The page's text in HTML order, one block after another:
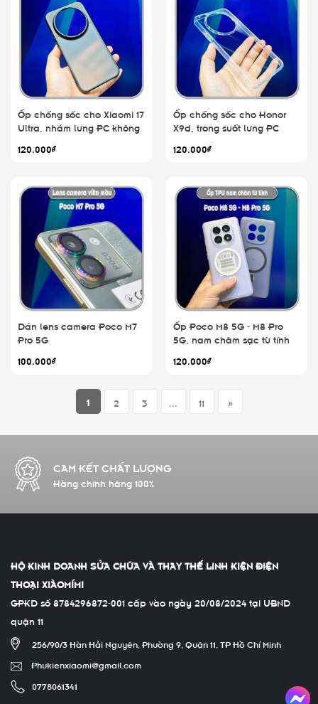
Ốp chống sốc cho Xiaomi 17
Ultra, nhám lưng PC không
120.000₫
Ốp chống sốc cho Honor
X9d, trong suốt lưng PC
120.000₫
Dán lens camera Poco M7
Pro 5G
100.000₫
Ốp Poco M8 5G - M8 Pro
5G, nam châm sạc từ tính
120.000₫
1 2 3 ... 11 »
GIAO HÀNG TOÀN QUỐC
Giao nhanh Grab TPHCM
HỘ KINH DOANH SỬA CHỮA VÀ THAY THẾ LINH KIỆN ĐIỆN
THOẠI XIÀOMÍMI
GPKD số 8784296872-001 cấp vào ngày 20/08/2024 tại UBND
quận 11
256/90/3 Hàn Hải Nguyên, Phường 9, Quận 11, TP Hồ Chí Minh
Phukienxiaomi@gmail.com
0778061341